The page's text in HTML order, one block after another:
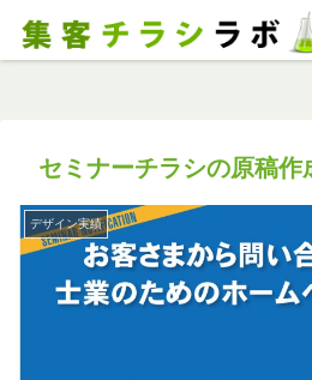
セミナーチラシの原稿作
デザイン実績